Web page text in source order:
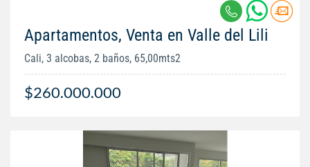
Apartamentos, Venta en Valle del Lili
Cali, 3 alcobas, 2 baños, 65,00mts2
$260.000.000